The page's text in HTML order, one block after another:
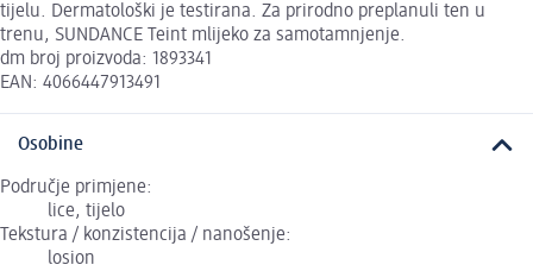
tijelu. Dermatološki je testirana. Za prirodno preplanuli ten u
trenu, SUNDANCE Teint mlijeko za samotamnjenje.
dm broj proizvoda: 1893341
EAN: 4066447913491
Osobine
Područje primjene:
lice, tijelo
Tekstura / konzistencija / nanošenje:
losion